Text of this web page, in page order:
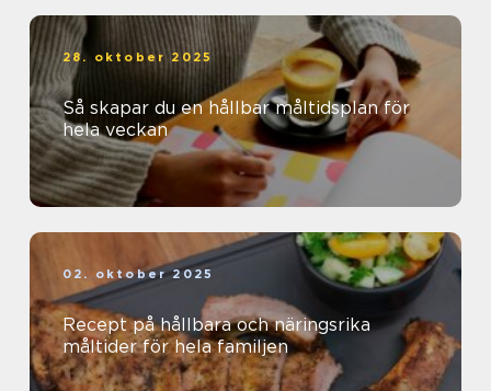
28. oktober 2025
Så skapar du en hållbar måltidsplan för
hela veckan
02. oktober 2025
Recept på hållbara och näringsrika
måltider för hela familjen